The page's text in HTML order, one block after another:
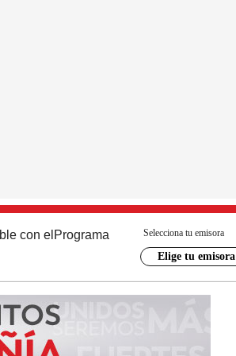
con el Programa Selecciona tu emisora
Elige tu emisora